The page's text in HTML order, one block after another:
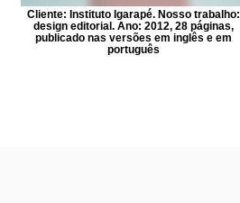
Cliente: Instituto Igarapé. Nosso trabalho:
design editorial. Ano: 2012, 28 páginas,
publicado nas versões em inglês e em
português